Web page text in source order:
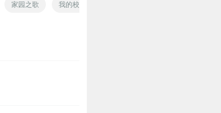
家园之歌 我的校园生活与它并不校园